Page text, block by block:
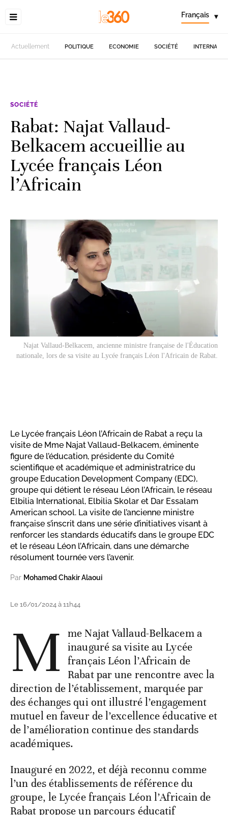
Français ▾
Actuellement POLITIQUE ECONOMIE SOCIÉTÉ
SOCIÉTÉ
Rabat: Najat Vallaud-
Belkacem accueillie au
Lycée français Léon
l’Africain
Najat Vallaud-Belkacem, ancienne ministre française de l'Éducation
nationale, lors de sa visite au Lycée français Léon l'Africain de Rabat.
Le Lycée français Léon l’Africain de Rabat a reçu la
visite de Mme Najat Vallaud-Belkacem, éminente
figure de l’éducation, présidente du Comité
scientifique et académique et administratrice du
groupe Education Development Company (EDC),
groupe qui détient le réseau Léon l’Africain, le réseau
Elbilia International, Elbilia Skolar et Dar Essalam
American school. La visite de l’ancienne ministre
française s’inscrit dans une série d’initiatives visant à
renforcer les standards éducatifs dans le groupe EDC
et le réseau Léon l’Africain, dans une démarche
résolument tournée vers l’avenir.
Par Mohamed Chakir Alaoui
Le 16/01/2024 à 11h44
M
me Najat Vallaud-Belkacem a
inauguré sa visite au Lycée
français Léon l’Africain de
Rabat par une rencontre avec la
direction de l’établissement, marquée par
des échanges qui ont illustré l’engagement
mutuel en faveur de l’excellence éducative et
de l’amélioration continue des standards
académiques.
Inauguré en 2022, et déjà reconnu comme
l’un des établissements de référence du
groupe, le Lycée français Léon l’Africain de
Rabat propose un parcours éducatif